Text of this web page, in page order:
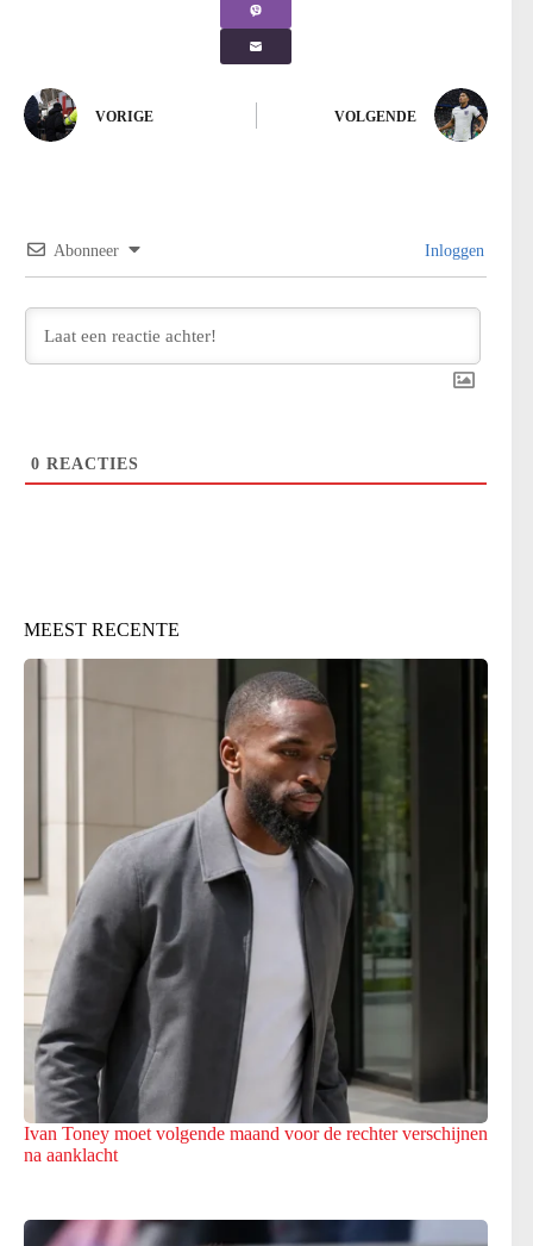
VORIGE VOLGENDE
Abonneer Inloggen
0 REACTIES
MEEST RECENTE
Ivan Toney moet volgende maand voor de rechter verschijnen
na aanklacht